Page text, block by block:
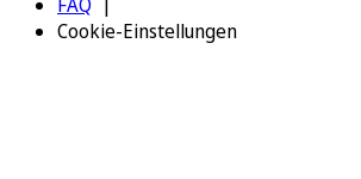
Cookie-Einstellungen